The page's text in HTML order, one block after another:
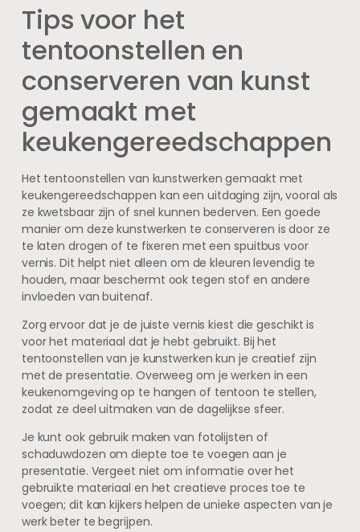
Tips voor het
tentoonstellen en
conserveren van kunst
gemaakt met
keukengereedschappen
Het tentoonstellen van kunstwerken gemaakt met
keukengereedschappen kan een uitdaging zijn, vooral als
ze kwetsbaar zijn of snel kunnen bederven. Een goede
manier om deze kunstwerken te conserveren is door ze
te laten drogen of te fixeren met een spuitbus voor
vernis. Dit helpt niet alleen om de kleuren levendig te
houden, maar beschermt ook tegen stof en andere
invloeden van buitenaf.
Zorg ervoor dat je de juiste vernis kiest die geschikt is
voor het materiaal dat je hebt gebruikt. Bij het
tentoonstellen van je kunstwerken kun je creatief zijn
met de presentatie. Overweeg om je werken in een
keukenomgeving op te hangen of tentoon te stellen,
zodat ze deel uitmaken van de dagelijkse sfeer.
Je kunt ook gebruik maken van fotolijsten of
schaduwdozen om diepte toe te voegen aan je
presentatie. Vergeet niet om informatie over het
gebruikte materiaal en het creatieve proces toe te
voegen; dit kan kijkers helpen de unieke aspecten van je
werk beter te begrijpen.